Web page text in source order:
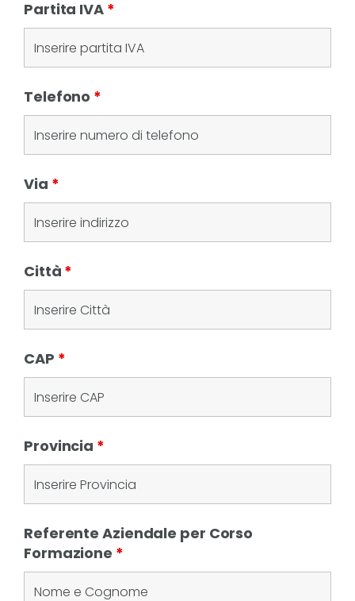
Partita IVA *
Telefono *
Via *
Città *
CAP *
Provincia *
Referente Aziendale per Corso
Formazione *